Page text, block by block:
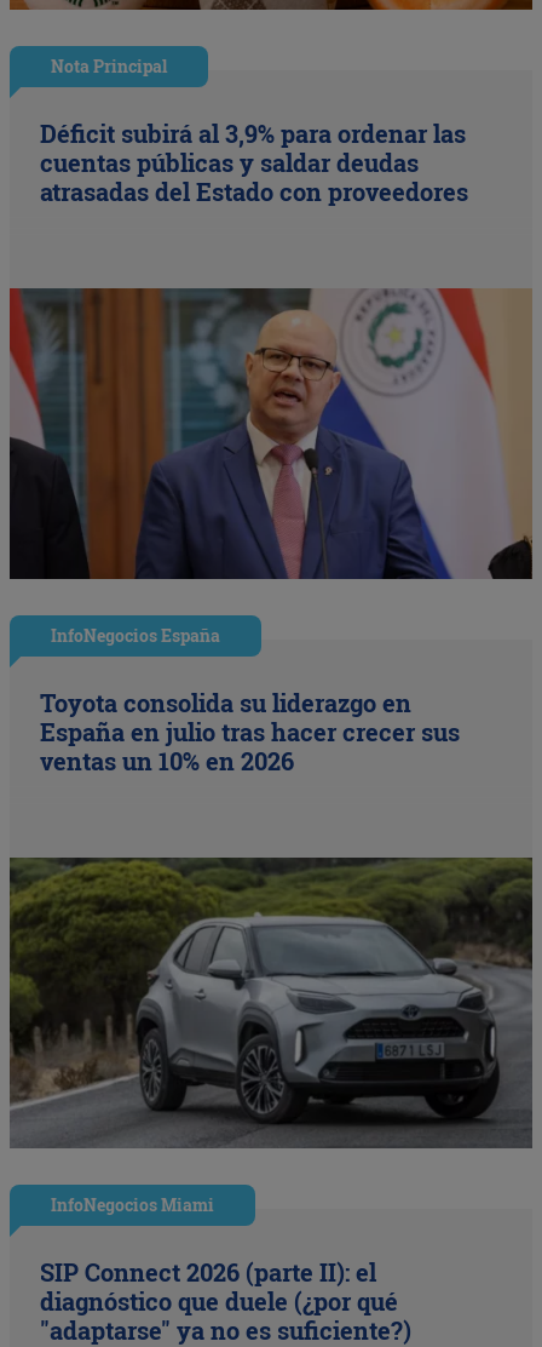
Nota Principal
Déficit subirá al 3,9% para ordenar las
cuentas públicas y saldar deudas
atrasadas del Estado con proveedores
InfoNegocios España
Toyota consolida su liderazgo en
España en julio tras hacer crecer sus
ventas un 10% en 2026
InfoNegocios Miami
SIP Connect 2026 (parte II): el
diagnóstico que duele (¿por qué
"adaptarse" ya no es suficiente?)